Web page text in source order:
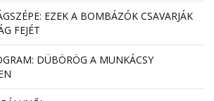
EZEK A BOMBÁZÓK CSAVARJÁK
FEJÉT
DÜBÖRÖG A MUNKÁCSY